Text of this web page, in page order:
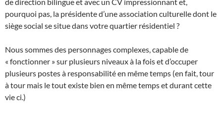
pourquoi pas, la présidente d’une association culturelle dont le
siège social se situe dans votre quartier résidentiel ?
Nous sommes des personnages complexes, capable de
« fonctionner » sur plusieurs niveaux à la fois et d’occuper
plusieurs postes à responsabilité en même temps (en fait, tour
à tour mais le tout existe bien en même temps et durant cette
vie ci.)